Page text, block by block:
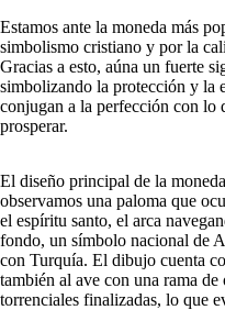
Estamos ante la moneda más
simbolismo cristiano y por la
Gracias a esto, aúna un fuerte
simbolizando la protección y la
conjugan a la perfección con lo
prosperar.
El diseño principal de la
observamos una paloma que
el espíritu santo, el arca
fondo, un símbolo nacional de
con Turquía. El dibujo cuenta
también al ave con una rama
torrenciales finalizadas, lo que